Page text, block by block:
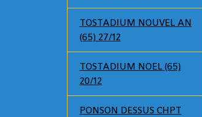
TOSTADIUM NOUVEL AN
(65) 27/12
TOSTADIUM NOEL (65)
20/12
PONSON DESSUS CHPT